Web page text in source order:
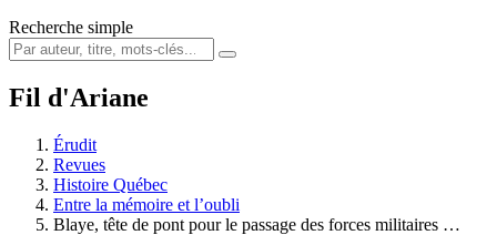
Recherche simple
Fil d'Ariane
Érudit
Revues
Histoire Québec
Entre la mémoire et l’oubli
Blaye, tête de pont pour le passage des forces militaires …